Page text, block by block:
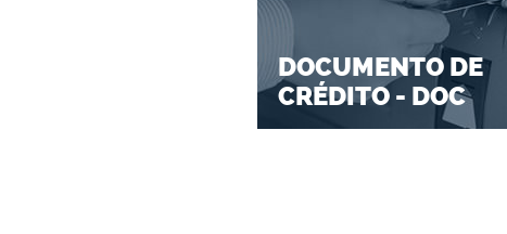
DOCUMENTO DE
CRÉDITO - DOC